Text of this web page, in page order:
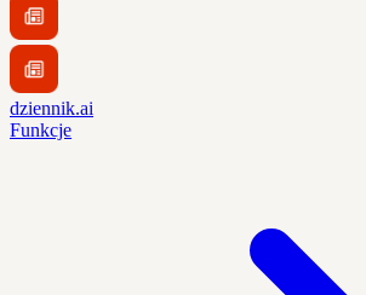
dziennik.ai
Funkcje